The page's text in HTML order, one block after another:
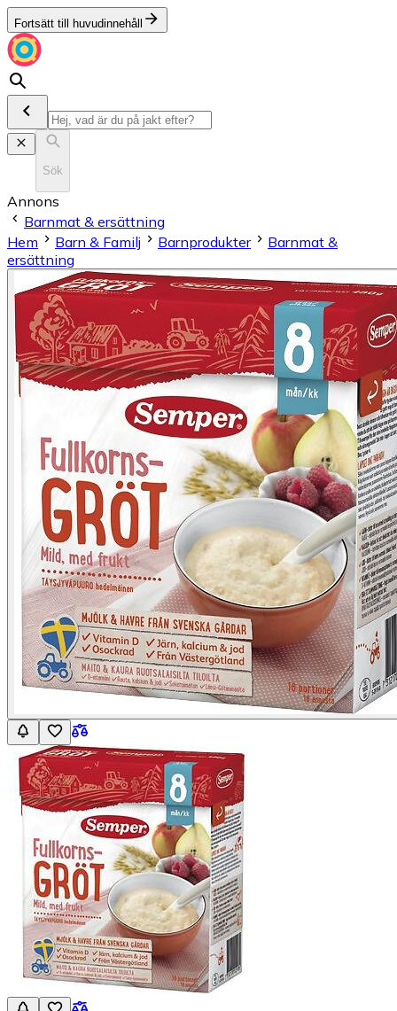
Fortsätt till huvudinnehåll
Sök
Annons
Barnmat & ersättning
Hem
Barn & Familj Barnprodukter
Barnmat &
ersättning